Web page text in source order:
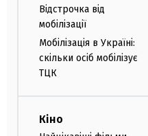
Відстрочка від
мобілізації
Мобілізація в Україні:
скільки осіб мобілізує
ТЦК
Кіно